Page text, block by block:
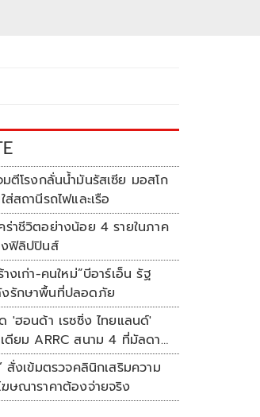
มตีโรงกลั่นน้ำมันรัสเซีย มอสโก
ส่สถานีรถไฟและเรือ
าชีวิตอย่างน้อย 4 รายในภาค
งฟิลิปปินส์
งเก่า-คนใหม่”บีอาร์เอ็น รัฐ
งรักษาพื้นที่ปลอดภัย
'ฮอนด้า เรซซิ่ง ไทยแลนด์'
ดียม ARRC สนาม 4 ที่มัลดาลิ
สั่งเข้มตรวจคลินิกเสริมความ
ฆษณาราคาต้องจ่ายจริง